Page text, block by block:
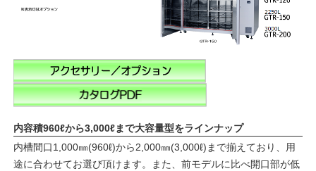
内容積960ℓから3,000ℓまで大容量型をラインナップ
内槽間口1,000㎜(960ℓ)から2,000㎜(3,000ℓ)まで揃えており、用
途に合わせてお選び頂けます。また、前モデルに比べ開口部が低